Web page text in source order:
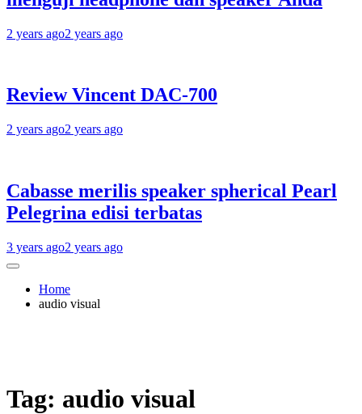
2 years ago2 years ago
Review Vincent DAC-700
2 years ago2 years ago
Cabasse merilis speaker spherical Pearl
Pelegrina edisi terbatas
3 years ago2 years ago
Home
audio visual
Tag: audio visual